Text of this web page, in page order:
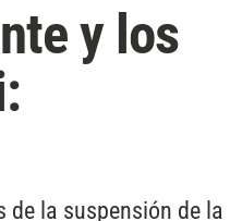
y los
la suspensión de la